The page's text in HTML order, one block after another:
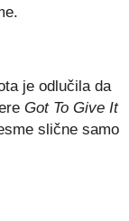
je odlučila da
Got To Give It
slične samo